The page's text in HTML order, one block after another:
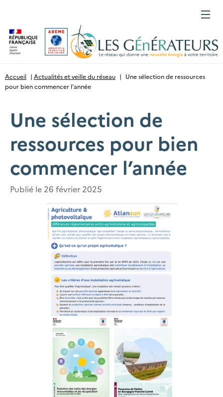
Menu
Accueil | Actualités et veille du réseau | Une sélection de ressources
pour bien commencer l’année
Une sélection de
ressources pour bien
commencer l’année
Publié le 26 février 2025